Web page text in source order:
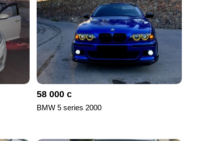
58 000 с
BMW 5 series 2000